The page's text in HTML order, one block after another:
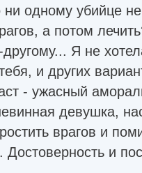
ни одному убийце
а потом
Я не
и других
- ужасный
девушка,
врагов и
и